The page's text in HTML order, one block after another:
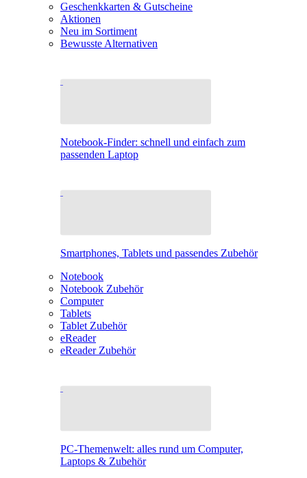
Geschenkkarten & Gutscheine
Aktionen
Neu im Sortiment
Bewusste Alternativen
Notebook-Finder: schnell und einfach zum
passenden Laptop
Smartphones, Tablets und passendes Zubehör
Notebook
Notebook Zubehör
Computer
Tablets
Tablet Zubehör
eReader
eReader Zubehör
PC-Themenwelt: alles rund um Computer,
Laptops & Zubehör